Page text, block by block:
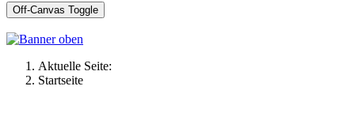
Off-Canvas Toggle
Aktuelle Seite:
Startseite